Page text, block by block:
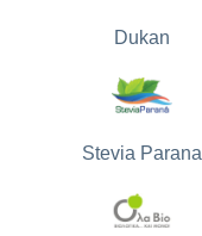
Dukan
Stevia Parana